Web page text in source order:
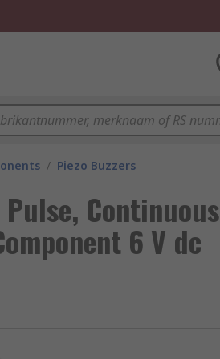
/ Piezo Buzzers
Continuous
6 V dc